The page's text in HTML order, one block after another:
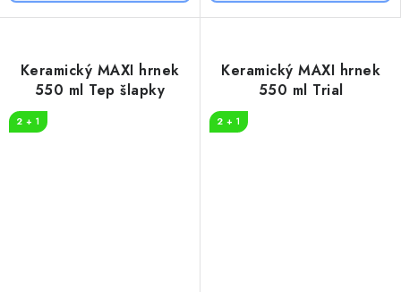
Keramický MAXI hrnek
550 ml Tep šlapky
2 + 1
Keramický MAXI hrnek
550 ml Trial
2 + 1